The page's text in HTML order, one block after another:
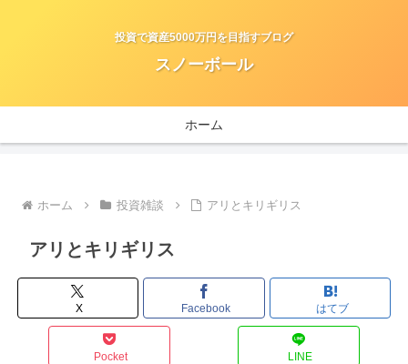
投資で資産5000万円を目指すブログ
スノーボール
ホーム
ホーム 投資雑談 アリとキリギリス
アリとキリギリス
X Facebook はてブ
Pocket LINE